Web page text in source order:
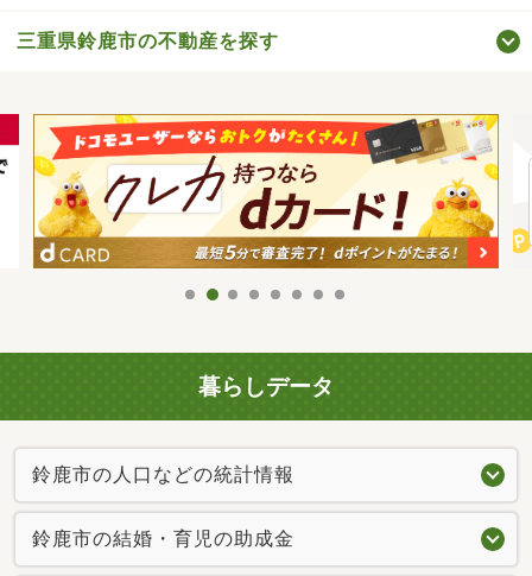
三重県鈴鹿市の不動産を探す
暮らしデータ
鈴鹿市の人口などの統計情報
鈴鹿市の結婚・育児の助成金